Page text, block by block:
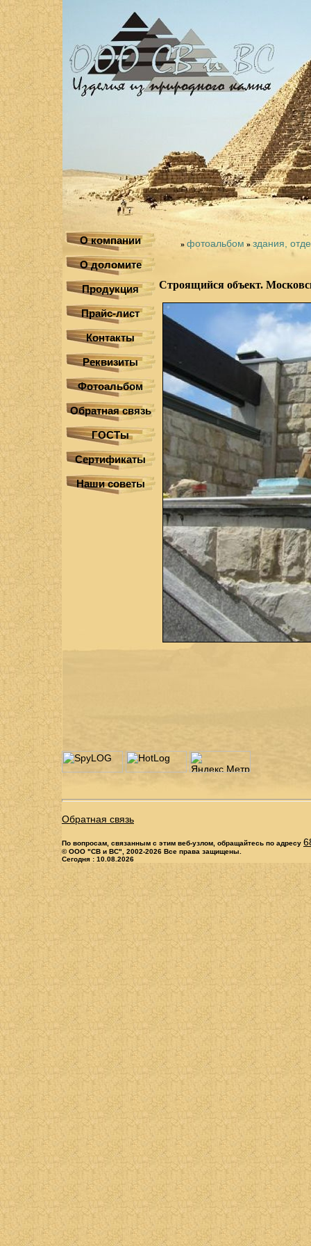
О компании
О доломите
Продукция
Прайс-лист
Контакты
Реквизиты
Фотоальбом
Обратная связь
ГОСТы
Сертификаты
Наши советы
» фотоальбом » здания,
Строящийся объект.
Обратная связь
По вопросам, связанным с этим веб-узлом, обращайтесь по адресу
© ООО "СВ и ВС", 2002-2026 Все права защищены.
Сегодня : 10.08.2026